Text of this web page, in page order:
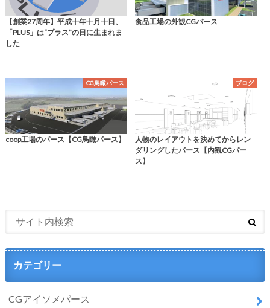
【創業27周年】平成十年十月十日、
「PLUS」は“プラス”の日に生まれま
した
食品工場の外観CGパース
CG鳥瞰パース
coop工場のパース【CG鳥瞰パース】
ブログ
人物のレイアウトを決めてからレン
ダリングしたパース【内観CGパー
ス】
カテゴリー
CGアイソメパース